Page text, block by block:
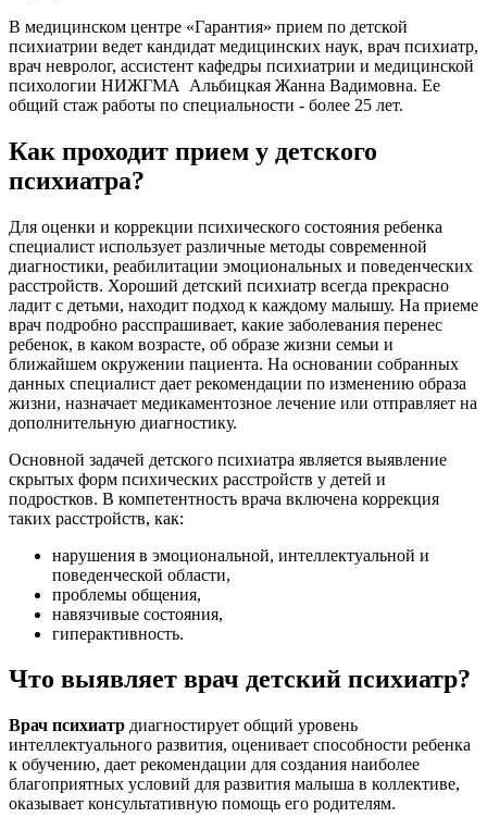
В медицинском центре «Гарантия» прием по детской
психиатрии ведет кандидат медицинских наук, врач психиатр,
врач невролог, ассистент кафедры психиатрии и медицинской
психологии НИЖГМА Альбицкая Жанна Вадимовна. Ее
общий стаж работы по специальности - более 25 лет.
Как проходит прием у детского
психиатра?
Для оценки и коррекции психического состояния ребенка
специалист использует различные методы современной
диагностики, реабилитации эмоциональных и поведенческих
расстройств. Хороший детский психиатр всегда прекрасно
ладит с детьми, находит подход к каждому малышу. На приеме
врач подробно расспрашивает, какие заболевания перенес
ребенок, в каком возрасте, об образе жизни семьи и
ближайшем окружении пациента. На основании собранных
данных специалист дает рекомендации по изменению образа
жизни, назначает медикаментозное лечение или отправляет на
дополнительную диагностику.
Основной задачей детского психиатра является выявление
скрытых форм психических расстройств у детей и
подростков. В компетентность врача включена коррекция
таких расстройств, как:
нарушения в эмоциональной, интеллектуальной и
поведенческой области,
проблемы общения,
навязчивые состояния,
гиперактивность.
Что выявляет врач детский психиатр?
Врач психиатр диагностирует общий уровень
интеллектуального развития, оценивает способности ребенка
к обучению, дает рекомендации для создания наиболее
благоприятных условий для развития малыша в коллективе,
оказывает консультативную помощь его родителям.